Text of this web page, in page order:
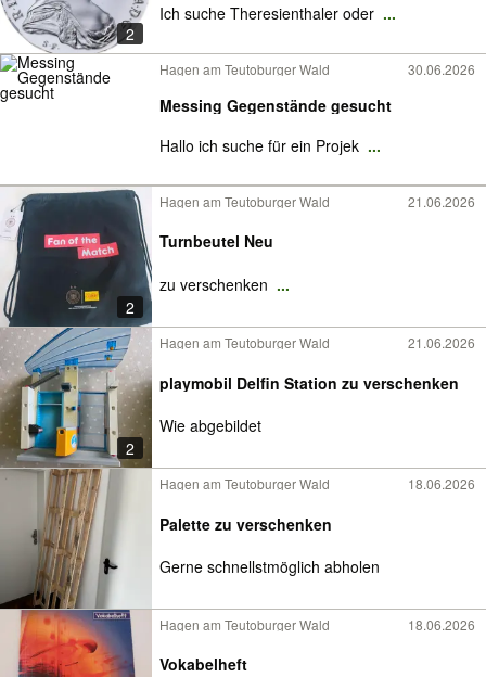
2
Ich suche Theresienthaler oder ...
Hagen am Teutoburger Wald 30.06.2026
Messing Gegenstände gesucht
Hallo ich suche für ein Projek ...
2
Hagen am Teutoburger Wald 21.06.2026
Turnbeutel Neu
zu verschenken ...
2
Hagen am Teutoburger Wald 21.06.2026
playmobil Delfin Station zu verschenken
Wie abgebildet
Hagen am Teutoburger Wald 18.06.2026
Palette zu verschenken
Gerne schnellstmöglich abholen
Hagen am Teutoburger Wald 18.06.2026
Vokabelheft